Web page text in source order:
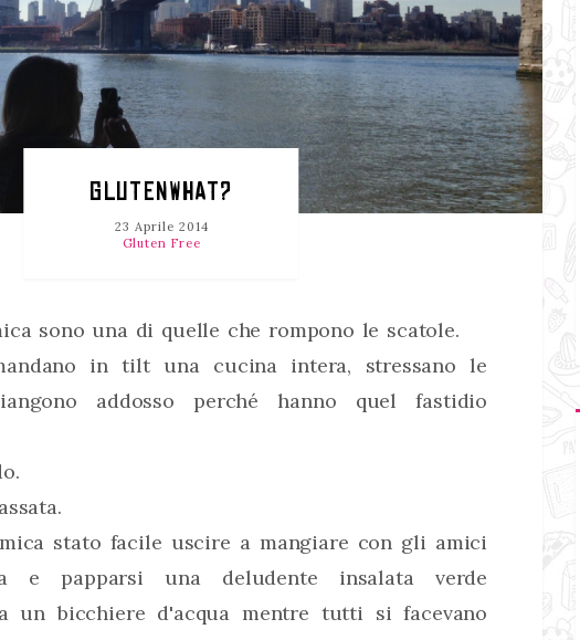
GLUTENWHAT?
23 Aprile 2014
Gluten Free
sono una di quelle che rompono le scatole.
in tilt una cucina intera, stressano le
addosso perché hanno quel fastidio
stato facile uscire a mangiare con gli amici
e papparsi una deludente insalata verde
un bicchiere d'acqua mentre tutti si facevano